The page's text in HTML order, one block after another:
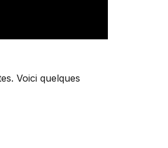
Voici quelques